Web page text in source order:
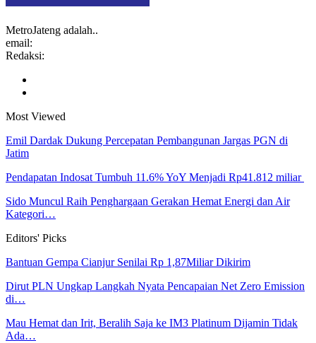
MetroJateng adalah..
email:
Redaksi:
Most Viewed
Emil Dardak Dukung Percepatan Pembangunan Jargas PGN di
Jatim
Pendapatan Indosat Tumbuh 11.6% YoY Menjadi Rp41.812 miliar
Sido Muncul Raih Penghargaan Gerakan Hemat Energi dan Air
Kategori…
Editors' Picks
Bantuan Gempa Cianjur Senilai Rp 1,87Miliar Dikirim
Dirut PLN Ungkap Langkah Nyata Pencapaian Net Zero Emission
di…
Mau Hemat dan Irit, Beralih Saja ke IM3 Platinum Dijamin Tidak
Ada…